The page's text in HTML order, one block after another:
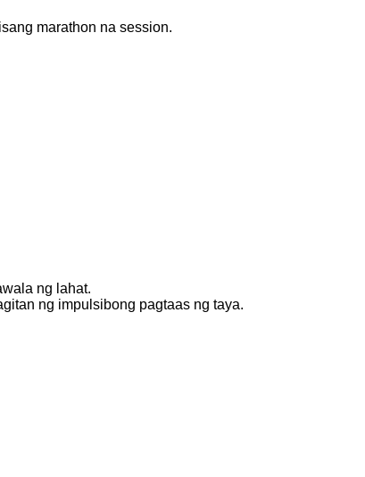
marathon na session.
ng lahat.
ng impulsibong pagtaas ng taya.